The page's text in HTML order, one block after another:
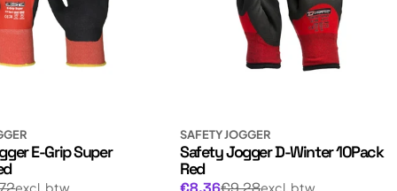
E-Grip Super
excl. btw
SAFETY JOGGER
Safety Jogger D-Winter 10Pack
Red
Aanbiedingsprijs
Normale
excl. btw